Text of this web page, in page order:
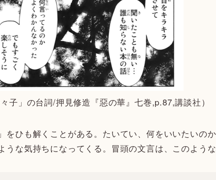
子」の台詞/押見修造『惡の華』七巻,p.87,講談社）
をひも解くことがある。たいてい、何をいいたいの
うな気持ちになってくる。冒頭の文言は、このような